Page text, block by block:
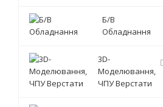
Б/В
Обладнання
3D-
Моделювання,
ЧПУ Верстати